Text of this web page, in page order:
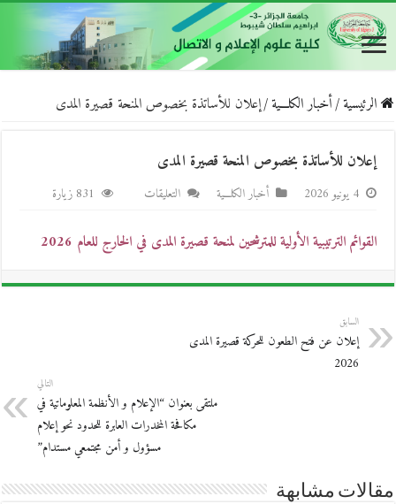
الرئيسية/أخبار الكلـــية/إعلان للأساتذة بخصوص المنحة قصيرة المدى
إعلان للأساتذة بخصوص المنحة قصيرة المدى
4 يونيو 2026 أخبار الكلـــية التعليقات
للأساتذة
بخصوص
المنحة
831 زيارة
القوائم الترتيبية الأولية للمترشحين لمنحة قصيرة المدى في الخارج للعام 2026
السابق
إعلان عن فتح الطعون للحركة قصيرة المدى
2026
التالي
ملتقى بعنوان “الإعلام و الأنظمة المعلوماتية في
مكافحة المخدرات العابرة للحدود نحو إعلام
مسؤول و أمن مجتمعي مستدام”
مقالات مشابهة